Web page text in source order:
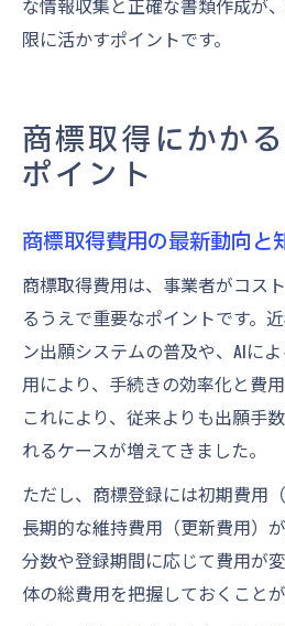
限に活かすポイントです。
商標取得にかか
ポイント
商標取得費用の最新動向と
商標取得費用は、事業者がコス
るうえで重要なポイントです。
ン出願システムの普及や、AIに
用により、手続きの効率化と費
これにより、従来よりも出願手
れるケースが増えてきました。
ただし、商標登録には初期費用
長期的な維持費用（更新費用）
分数や登録期間に応じて費用が
体の総費用を把握しておくことが